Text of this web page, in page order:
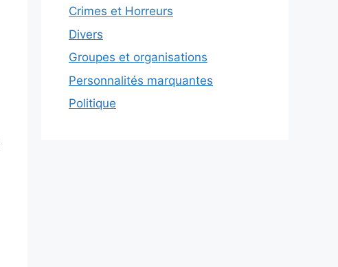
Crimes et Horreurs
Divers
Groupes et organisations
Personnalités marquantes
Politique